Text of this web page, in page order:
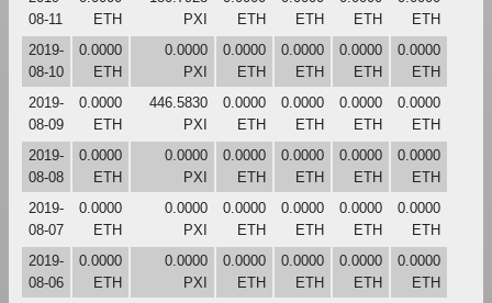
08-11
ETH
PXI
ETH
ETH
ETH
ETH
2019-
08-10
0.0000
ETH
0.0000
PXI
0.0000
ETH
0.0000
ETH
0.0000
ETH
0.0000
ETH
2019-
08-09
0.0000
ETH
446.5830
PXI
0.0000
ETH
0.0000
ETH
0.0000
ETH
0.0000
ETH
2019-
08-08
0.0000
ETH
0.0000
PXI
0.0000
ETH
0.0000
ETH
0.0000
ETH
0.0000
ETH
2019-
08-07
0.0000
ETH
0.0000
PXI
0.0000
ETH
0.0000
ETH
0.0000
ETH
0.0000
ETH
2019-
08-06
0.0000
ETH
0.0000
PXI
0.0000
ETH
0.0000
ETH
0.0000
ETH
0.0000
ETH